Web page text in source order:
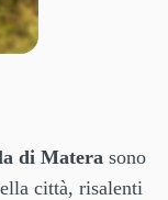
di Matera sono
città, risalenti